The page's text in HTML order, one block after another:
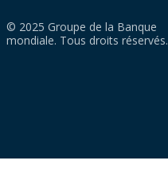
© 2025 Groupe de la Banque
mondiale. Tous droits réservés.